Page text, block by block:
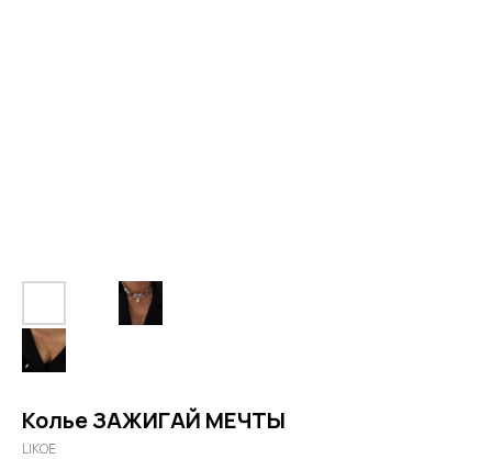
Колье ЗАЖИГАЙ МЕЧТЫ
LIKOE